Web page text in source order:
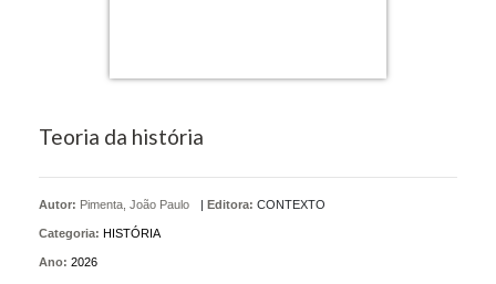
Teoria da história
Autor: Pimenta, João Paulo | Editora: CONTEXTO
Categoria: HISTÓRIA
Ano: 2026